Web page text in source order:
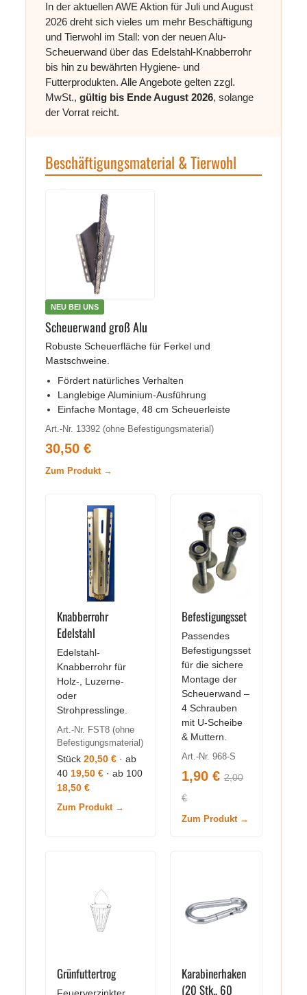
In der aktuellen AWE Aktion für Juli und August
2026 dreht sich vieles um mehr Beschäftigung
und Tierwohl im Stall: von der neuen Alu-
Scheuerwand über das Edelstahl-Knabberrohr
bis hin zu bewährten Hygiene- und
Futterprodukten. Alle Angebote gelten zzgl.
MwSt., gültig bis Ende August 2026, solange
der Vorrat reicht.
Beschäftigungsmaterial & Tierwohl
NEU BEI UNS
Scheuerwand groß Alu
Robuste Scheuerfläche für Ferkel und
Mastschweine.
Fördert natürliches Verhalten
Langlebige Aluminium-Ausführung
Einfache Montage, 48 cm Scheuerleiste
Art.-Nr. 13392 (ohne Befestigungsmaterial)
30,50 €
Zum Produkt →
Knabberrohr
Edelstahl
Edelstahl-
Knabberrohr für
Holz-, Luzerne-
oder
Strohpresslinge.
Art.-Nr. FST8 (ohne
Befestigungsmaterial)
Stück 20,50 €· ab
40 19,50 €· ab 100
18,50 €
Zum Produkt →
Befestigungsset
Passendes
Befestigungsset
für die sichere
Montage der
Scheuerwand –
4 Schrauben
mit U-Scheibe
& Muttern.
Art.-Nr. 968-S
1,90 € 2,00
€
Zum Produkt →
Grünfuttertrog
Karabinerhaken
(20 Stk., 60